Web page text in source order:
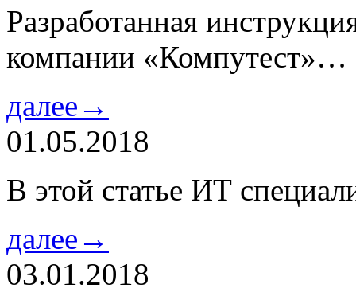
Разработанная
компании «Компутест»…
далее→
01.05.2018
В этой статье ИТ
далее→
03.01.2018